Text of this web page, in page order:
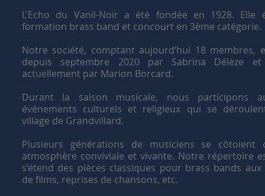
L’Echo du Vanil-Noir a été fondée en 1928. Elle
formation brass band et concourt en 3ème catégorie.
Notre société, comptant aujourd’hui 18 membres,
depuis septembre 2020 par Sabrina Délèze et
actuellement par Marion Borcard.
Durant la saison musicale, nous participons
événements culturels et religieux qui se
village de Grandvillard.
Plusieurs générations de musiciens se côtoient
atmosphère conviviale et vivante. Notre répertoire
s’étend des pièces classiques pour brass bands
de films, reprises de chansons, etc.